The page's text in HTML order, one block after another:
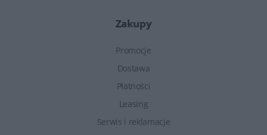
Zakupy
Promocje
Dostawa
Płatności
Leasing
Serwis i reklamacje